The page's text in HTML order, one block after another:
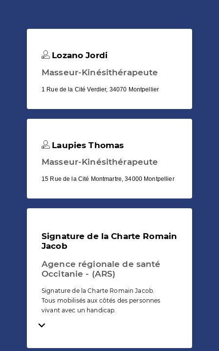
Lozano Jordi
Masseur-Kinésithérapeute
1 Rue de la Cité Verdier, 34070 Montpellier
Laupies Thomas
Masseur-Kinésithérapeute
15 Rue de la Cité Montmartre, 34000 Montpellier
Signature de la Charte Romain
Jacob
Agence régionale de santé
Occitanie - (ARS)
Signature de la Charte Romain Jacob.
Tous mobilisés aux côtés des personnes
vivant avec un handicap.
Temps de lecture